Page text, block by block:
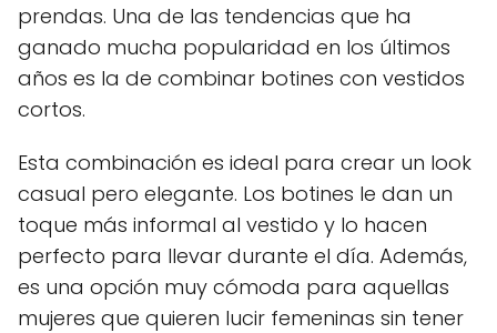
prendas. Una de las tendencias que ha
ganado mucha popularidad en los últimos
años es la de combinar botines con vestidos
cortos.
Esta combinación es ideal para crear un look
casual pero elegante. Los botines le dan un
toque más informal al vestido y lo hacen
perfecto para llevar durante el día. Además,
es una opción muy cómoda para aquellas
mujeres que quieren lucir femeninas sin tener